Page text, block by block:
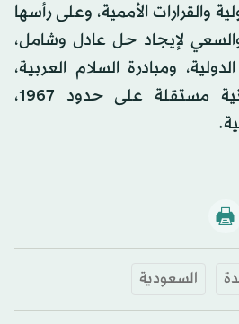
والقرارات الأممية، وعلى رأسها
لإيجاد حل عادل وشامل،
ومبادرة السلام العربية،
وإقامة دولة فلسطينية مستقلة على حدود 1967،
السعودية